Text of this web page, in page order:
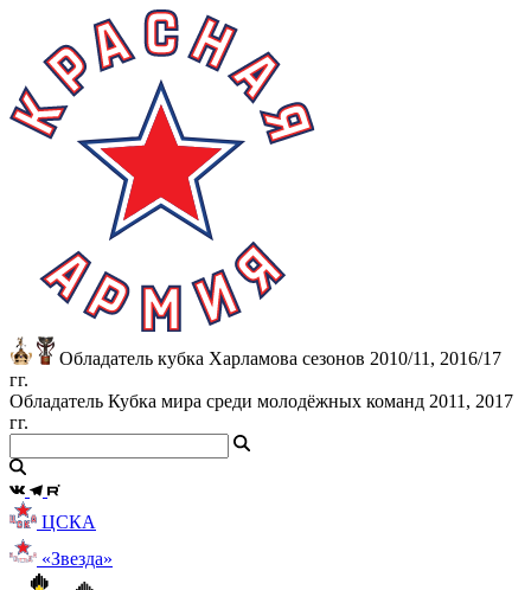
Обладатель кубка Харламова сезонов 2010/11, 2016/17
гг.
Обладатель Кубка мира среди молодёжных команд 2011, 2017
гг.
ЦСКА
«Звезда»